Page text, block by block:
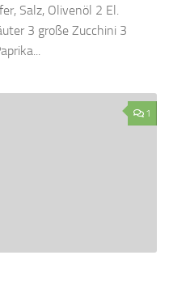
Salz, Olivenöl 2 El.
3 große Zucchini 3
1